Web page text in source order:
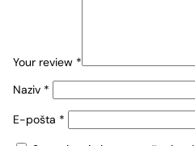
Your review *
Naziv *
E-pošta *